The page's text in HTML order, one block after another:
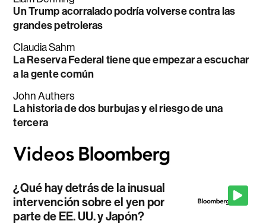
Un Trump acorralado podría volverse contra las
grandes petroleras
Claudia Sahm
La Reserva Federal tiene que empezar a escuchar
a la gente común
John Authers
La historia de dos burbujas y el riesgo de una
tercera
¿Qué hay detrás de la inusual
intervención sobre el yen por
parte de EE. UU. y Japón?